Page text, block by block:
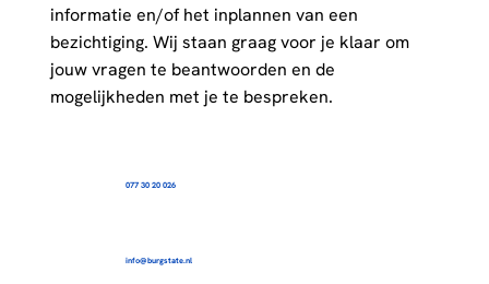
informatie en/of het inplannen van een
bezichtiging. Wij staan graag voor je klaar om
jouw vragen te beantwoorden en de
mogelijkheden met je te bespreken.
077 30 20 026
info@burgstate.nl